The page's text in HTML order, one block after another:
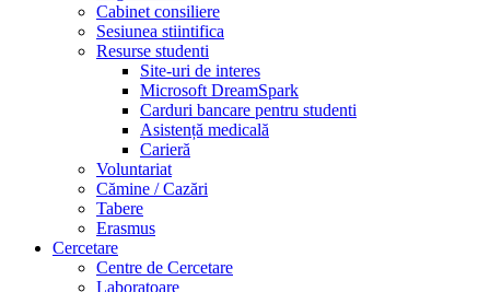
Cabinet consiliere
Sesiunea stiintifica
Resurse studenti
Site-uri de interes
Microsoft DreamSpark
Carduri bancare pentru studenti
Asistență medicală
Carieră
Voluntariat
Cămine / Cazări
Tabere
Erasmus
Cercetare
Centre de Cercetare
Laboratoare